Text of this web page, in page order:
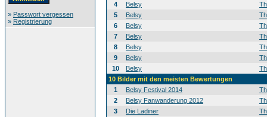
» Passwort vergessen
» Registrierung
4
Belsy
5
Belsy
6
Belsy
7
Belsy
8
Belsy
9
Belsy
10
Belsy
10 Bilder mit den meisten Bewertungen
1
Belsy Festival 2014
2
Belsy Fanwanderung 2012
3
Die Ladiner